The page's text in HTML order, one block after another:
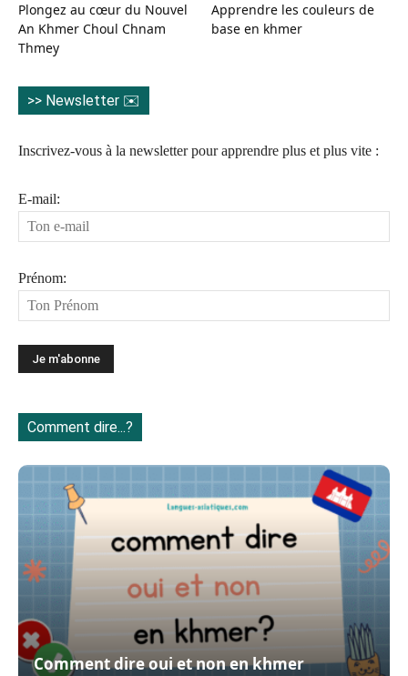
Plongez au cœur du Nouvel
An Khmer Choul Chnam
Thmey
Apprendre les couleurs de
base en khmer
>> Newsletter ✉️
Inscrivez-vous à la newsletter pour apprendre plus et plus vite :
E-mail:
Prénom:
Comment dire...?
Comment dire oui et non en khmer